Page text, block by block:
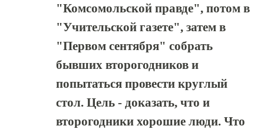
"Комсомольской правде", потом в
"Учительской газете", затем в
"Первом сентября" собрать
бывших второгодников и
попытаться провести круглый
стол. Цель - доказать, что и
второгодники хорошие люди. Что